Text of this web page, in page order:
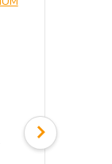
Nanolex